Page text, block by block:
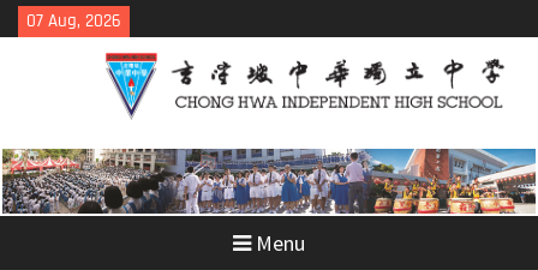
Skip
to
07 Aug, 2026
Menu